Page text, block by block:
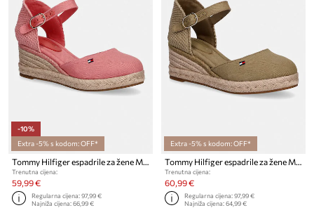
-10%
Extra -5% s kodom: OFF*
Tommy Hilfiger espadrile za žene MID WEDGE ESPAD CLOSED TOE
Trenutna cijena:
59,99 €
Regularna cijena:97,99 €
Najniža cijena:66,99 €
Extra -5% s kodom: OFF*
Tommy Hilfiger espadrile za žene MID WEDGE ESPAD CLOSED TOE
Trenutna cijena:
60,99 €
Regularna cijena:97,99 €
Najniža cijena:64,99 €